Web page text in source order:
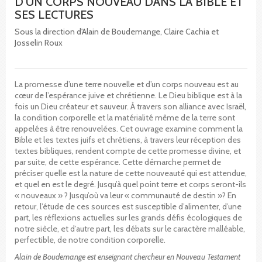
SES LECTURES
Sous la direction d'Alain de Boudemange, Claire Cachia et
Josselin Roux
La promesse d’une terre nouvelle et d’un corps nouveau est au
cœur de l’espérance juive et chrétienne. Le Dieu biblique est à la
fois un Dieu créateur et sauveur. À travers son alliance avec Israël,
la condition corporelle et la matérialité même de la terre sont
appelées à être renouvelées. Cet ouvrage examine comment la
Bible et les textes juifs et chrétiens, à travers leur réception des
textes bibliques, rendent compte de cette promesse divine, et
par suite, de cette espérance. Cette démarche permet de
préciser quelle est la nature de cette nouveauté qui est attendue,
et quel en est le degré. Jusqu’à quel point terre et corps seront-ils
« nouveaux » ? Jusqu’où va leur « communauté de destin »? En
retour, l’étude de ces sources est susceptible d’alimenter, d’une
part, les réflexions actuelles sur les grands défis écologiques de
notre siècle, et d’autre part, les débats sur le caractère malléable,
perfectible, de notre condition corporelle.
Alain de Boudemange est enseignant chercheur en Nouveau Testament